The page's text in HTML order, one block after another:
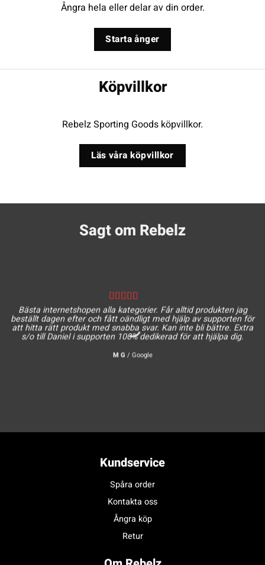
Ångra hela eller delar av din order.
Starta ånger
Köpvillkor
Rebelz Sporting Goods köpvillkor.
Läs våra köpvillkor
Sagt om Rebelz
Bästa internetshopen alla kategorier. Får alltid produkten jag
beställt dagen efter och fått oändligt med hjälp av supporten för
att hitta rätt produkt med snabba svar. Kan inte bli bättre. Extra
s/o till Daniel i supporten 100% dedikerad för att hjälpa dig.
M G / Google
Kundservice
Spåra order
Kontakta oss
Ångra köp
Retur